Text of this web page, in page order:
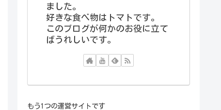
ました。
好きな食べ物はトマトです。
このブログが何かのお役に立て
ばうれしいです。
もう1つの運営サイトです